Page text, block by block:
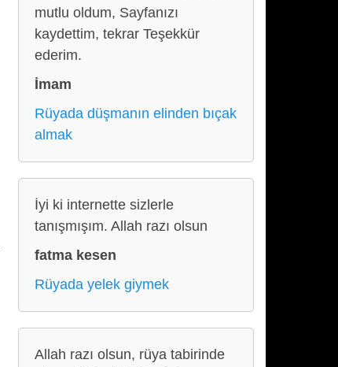
mutlu oldum, Sayfanızı
kaydettim, tekrar Teşekkür
ederim.
İmam
Rüyada düşmanın elinden bıçak
almak
İyi ki internette sizlerle
tanışmışım. Allah razı olsun
fatma kesen
Rüyada yelek giymek
Allah razı olsun, rüya tabirinde